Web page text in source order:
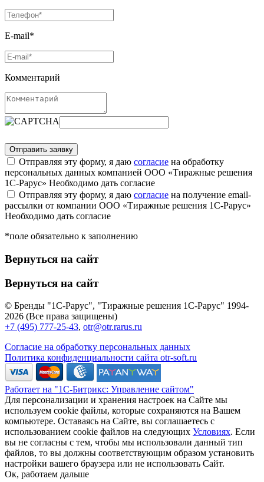
E-mail*
Комментарий
Отправляя эту форму, я даю согласие на обработку
персональных данных компанией ООО «Тиражные решения
1С-Рарус» Необходимо дать согласие
Отправляя эту форму, я даю согласие на получение email-
рассылки от компании ООО «Тиражные решения 1С-Рарус»
Необходимо дать согласие
*поле обязательно к заполнению
Вернуться на сайт
Вернуться на сайт
© Бренды "1С-Рарус", "Тиражные решения 1С-Рарус" 1994-
2026 (Все права защищены)
+7 (495) 777-25-43, otr@otr.rarus.ru
Согласие на обработку персональных данных
Политика конфиденциальности сайта otr-soft.ru
Работает на "1С-Битрикс: Управление сайтом"
Для персонализации и хранения настроек на Сайте мы
используем cookie файлы, которые сохраняются на Вашем
компьютере. Оставаясь на Сайте, вы соглашаетесь с
использованием cookie файлов на следующих Условиях. Если
вы не согласны с тем, чтобы мы использовали данный тип
файлов, то вы должны соответствующим образом установить
настройки вашего браузера или не использовать Сайт.
Ок, работаем дальше